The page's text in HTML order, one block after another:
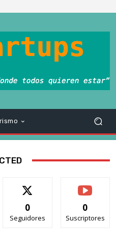
0
Seguidores
0
Suscriptores